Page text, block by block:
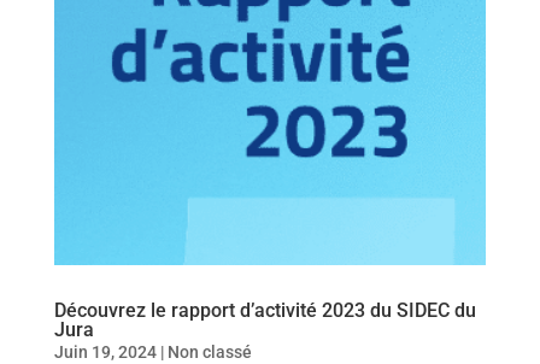
Découvrez le rapport d’activité 2023 du SIDEC du
Jura
Juin 19, 2024| Non classé